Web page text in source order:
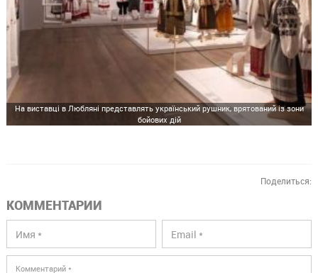
На виставці в Любляні представлять український рушник, врятований із зони
бойових дій
Поделиться:
КОММЕНТАРИИ